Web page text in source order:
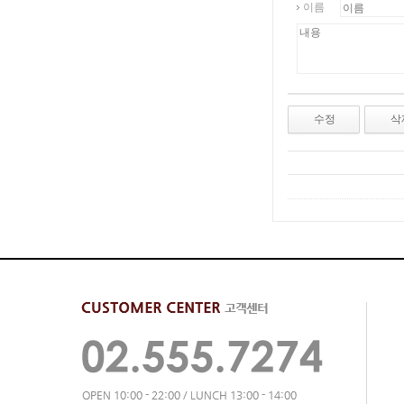
이름
수정 삭